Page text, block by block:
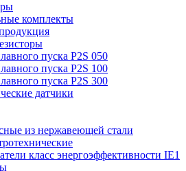
комплекты
пуска P2S 050
пуска P2S 100
пуска P2S 300
датчики
из нержавеющей стали
класс энергоэффективности IE1